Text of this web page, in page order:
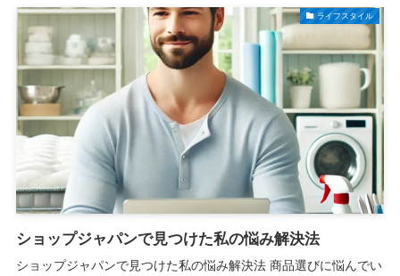
ライフスタイル
ショップジャパンで見つけた私の悩み解決法
ショップジャパンで見つけた私の悩み解決法 商品選びに悩んでい